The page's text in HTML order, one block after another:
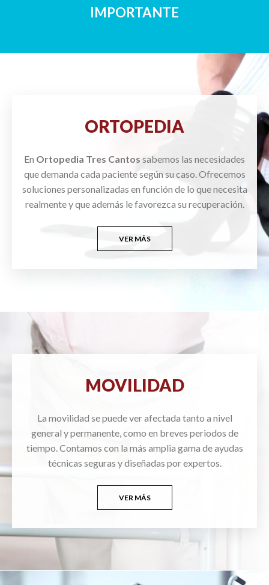
IMPORTANTE
ORTOPEDIA
En Ortopedia Tres Cantos sabemos las necesidades
que demanda cada paciente según su caso. Ofrecemos
soluciones personalizadas en función de lo que necesita
realmente y que además le favorezca su recuperación.
VER MÁS
MOVILIDAD
La movilidad se puede ver afectada tanto a nivel
general y permanente, como en breves periodos de
tiempo. Contamos con la más amplia gama de ayudas
técnicas seguras y diseñadas por expertos.
VER MÁS